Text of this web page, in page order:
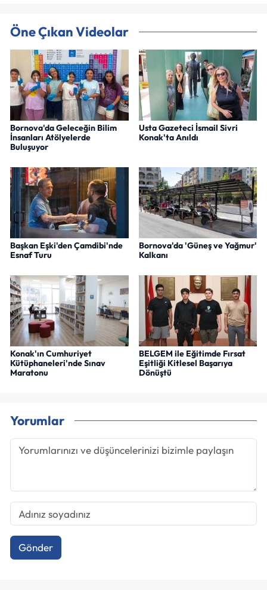
Öne Çıkan Videolar
Bornova'da Geleceğin Bilim
İnsanları Atölyelerde
Buluşuyor
Usta Gazeteci İsmail Sivri
Konak'ta Anıldı
Başkan Eşki'den Çamdibi'nde
Esnaf Turu
Bornova'da 'Güneş ve Yağmur'
Kalkanı
Konak'ın Cumhuriyet
Kütüphaneleri'nde Sınav
Maratonu
BELGEM ile Eğitimde Fırsat
Eşitliği Kitlesel Başarıya
Dönüştü
Yorumlar
Gönder